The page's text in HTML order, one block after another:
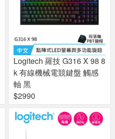
Logitech 羅技 G316 X 98 8
k 有線機械電競鍵盤 觸感
軸 黑
$2990